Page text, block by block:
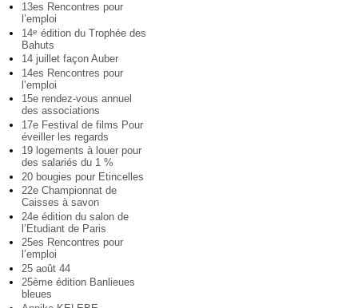
13es Rencontres pour
l’emploi
14e édition du Trophée des
Bahuts
14 juillet façon Auber
14es Rencontres pour
l’emploi
15e rendez-vous annuel
des associations
17e Festival de films Pour
éveiller les regards
19 logements à louer pour
des salariés du 1 %
20 bougies pour Etincelles
22e Championnat de
Caisses à savon
24e édition du salon de
l’Etudiant de Paris
25es Rencontres pour
l’emploi
25 août 44
25ème édition Banlieues
bleues